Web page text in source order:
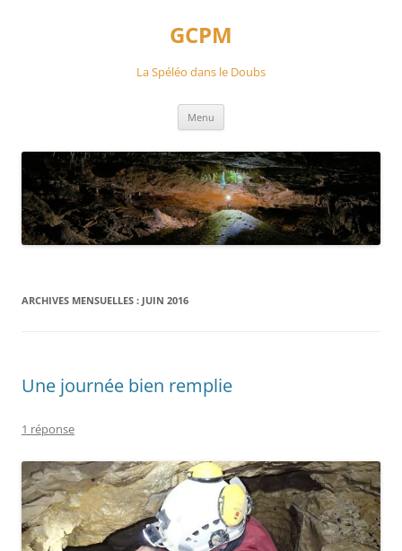
GCPM
La Spéléo dans le Doubs
Menu
ARCHIVES MENSUELLES : JUIN 2016
Une journée bien remplie
1 réponse